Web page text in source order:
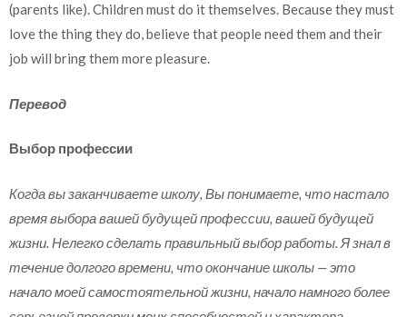
(parents like). Children must do it themselves. Because they must
love the thing they do, believe that people need them and their
job will bring them more pleasure.
Перевод
Выбор профессии
Когда вы заканчиваете школу, Вы понимаете, что настало
время выбора вашей будущей профессии, вашей будущей
жизни. Нелегко сделать правильный выбор работы. Я знал в
течение долгого времени, что окончание школы — это
начало моей самостоятельной жизни, начало намного более